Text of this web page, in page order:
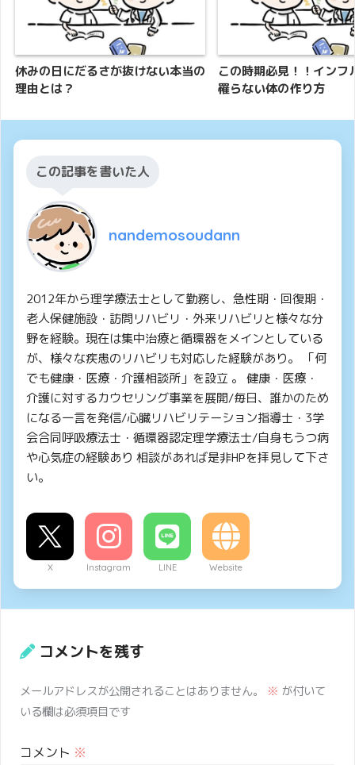
休みの日にだるさが抜けない本当の
理由とは？
この時期必見！！インフ
罹らない体の作り方
この記事を書いた人
nandemosoudann
2012年から理学療法士として勤務し、急性期・回復期・
老人保健施設・訪問リハビリ・外来リハビリと様々な分
野を経験。現在は集中治療と循環器をメインとしている
が、様々な疾患のリハビリも対応した経験があり。 「何
でも健康・医療・介護相談所」を設立 。 健康・医療・
介護に対するカウセリング事業を展開/毎日、誰かのため
になる一言を発信/心臓リハビリテーション指導士・3学
会合同呼吸療法士・循環器認定理学療法士/自身もうつ病
や心気症の経験あり 相談があれば是非HPを拝見して下さ
い。
X Instagram LINE Website
コメントを残す
メールアドレスが公開されることはありません。 ※ が付いて
いる欄は必須項目です
コメント ※